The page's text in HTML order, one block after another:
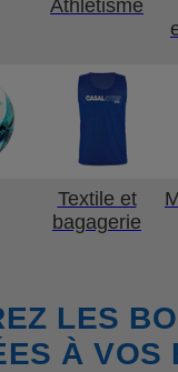
Athlétisme
Textile et
bagagerie
LES
À VOS